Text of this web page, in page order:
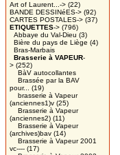
Art of Laurent...-> (22)
BANDE DESSINéES-> (92)
CARTES POSTALES-> (37)
ETIQUETTES-> (796)
Abbaye du Val-Dieu (3)
Bière du pays de Liège (4)
Bras-Marbais
Brasserie à VAPEUR-
> (252)
BàV autocollantes
Brassée par la BAV
pour...
(19)
brasserie à Vapeur
(anciennes1)v (25)
Brasserie à Vapeur
(anciennes2) (11)
Brasserie à Vapeur
(archives)bav (14)
Brasserie à Vapeur 2001
vc---- (17)